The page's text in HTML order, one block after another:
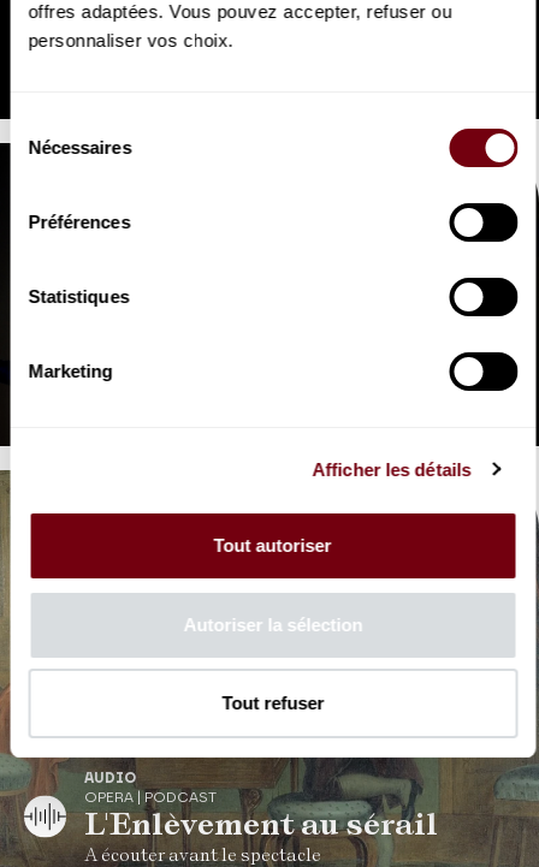
offres adaptées. Vous pouvez accepter, refuser ou
personnaliser vos choix.
Sélection
Nécessaires
Préférences
Statistiques
Marketing
Afficher les détails
Tout autoriser
Autoriser la sélection
Tout refuser
OPERA | INTERVIEW
Jessica Pratt, Amitai Pati
Florent Siaud
AUDIO
OPERA | PODCAST
L'Enlèvement au sérail
A écouter avant le spectacle